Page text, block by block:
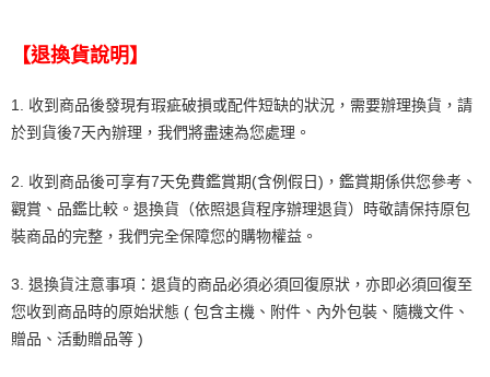
【退換貨說明】
1. 收到商品後發現有瑕疵破損或配件短缺的狀況，需要辦理換貨，請
於到貨後7天內辦理，我們將盡速為您處理。
2. 收到商品後可享有7天免費鑑賞期(含例假日)，鑑賞期係供您參考、
觀賞、品鑑比較。退換貨（依照退貨程序辦理退貨）時敬請保持原包
裝商品的完整，我們完全保障您的購物權益。
3. 退換貨注意事項：退貨的商品必須必須回復原狀，亦即必須回復至
您收到商品時的原始狀態 ( 包含主機、附件、內外包裝、隨機文件、
贈品、活動贈品等 )